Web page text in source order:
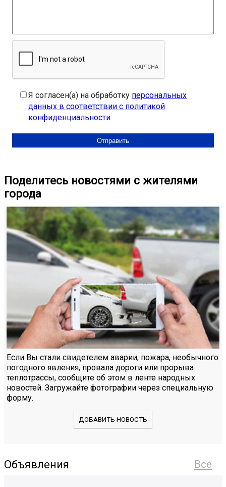
Я согласен(а) на обработку персональных
данных в соответствии с политикой
конфиденциальности
Поделитесь новостями с жителями
города
Если Вы стали свидетелем аварии, пожара, необычного
погодного явления, провала дороги или прорыва
теплотрассы, сообщите об этом в ленте народных
новостей. Загружайте фотографии через специальную
форму.
ДОБАВИТЬ НОВОСТЬ
Все
Объявления